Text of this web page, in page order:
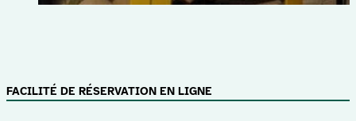
FACILITÉ DE RÉSERVATION EN LIGNE